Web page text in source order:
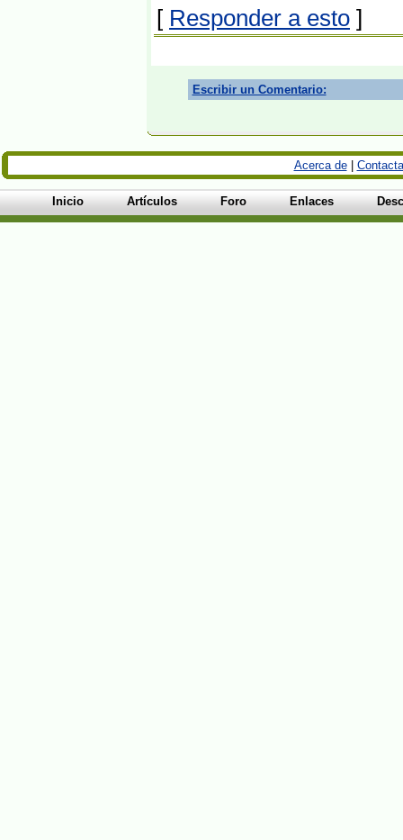
[ Responder a esto ]
Escribir un Comentario:
Acerca de|
Inicio Artículos Foro Enlaces